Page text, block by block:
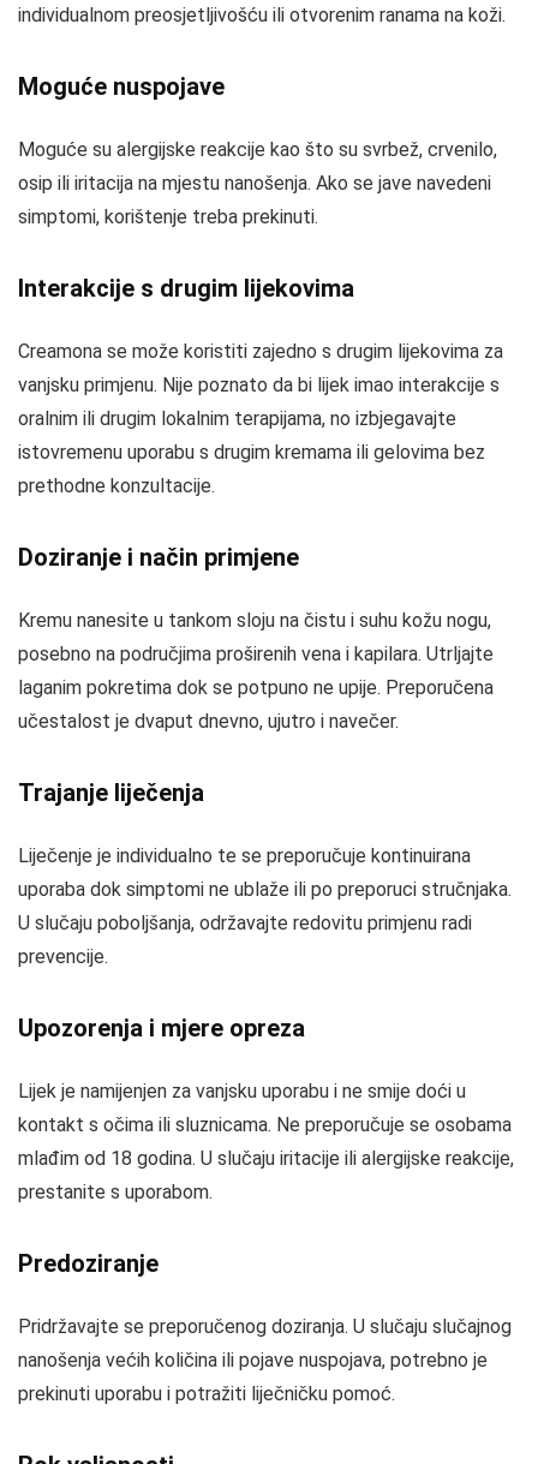
individualnom preosjetljivošću ili otvorenim ranama na koži.
Moguće nuspojave
Moguće su alergijske reakcije kao što su svrbež, crvenilo,
osip ili iritacija na mjestu nanošenja. Ako se jave navedeni
simptomi, korištenje treba prekinuti.
Interakcije s drugim lijekovima
Creamona se može koristiti zajedno s drugim lijekovima za
vanjsku primjenu. Nije poznato da bi lijek imao interakcije s
oralnim ili drugim lokalnim terapijama, no izbjegavajte
istovremenu uporabu s drugim kremama ili gelovima bez
prethodne konzultacije.
Doziranje i način primjene
Kremu nanesite u tankom sloju na čistu i suhu kožu nogu,
posebno na područjima proširenih vena i kapilara. Utrljajte
laganim pokretima dok se potpuno ne upije. Preporučena
učestalost je dvaput dnevno, ujutro i navečer.
Trajanje liječenja
Liječenje je individualno te se preporučuje kontinuirana
uporaba dok simptomi ne ublaže ili po preporuci stručnjaka.
U slučaju poboljšanja, održavajte redovitu primjenu radi
prevencije.
Upozorenja i mjere opreza
Lijek je namijenjen za vanjsku uporabu i ne smije doći u
kontakt s očima ili sluznicama. Ne preporučuje se osobama
mlađim od 18 godina. U slučaju iritacije ili alergijske reakcije,
prestanite s uporabom.
Predoziranje
Pridržavajte se preporučenog doziranja. U slučaju slučajnog
nanošenja većih količina ili pojave nuspojava, potrebno je
prekinuti uporabu i potražiti liječničku pomoć.